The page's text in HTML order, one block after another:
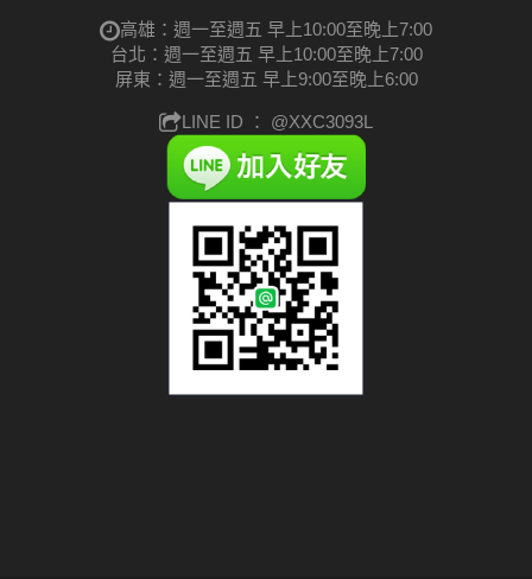
高雄：週一至週五 早上10:00至晚上7:00
台北：週一至週五 早上10:00至晚上7:00
屏東：週一至週五 早上9:00至晚上6:00
LINE ID ： @XXC3093L